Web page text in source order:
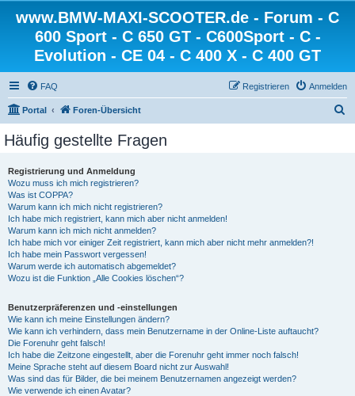
www.BMW-MAXI-SCOOTER.de - Forum - C
600 Sport - C 650 GT - C600Sport - C -
Evolution - CE 04 - C 400 X - C 400 GT
FAQ Anmelden
Registrieren
Portal Foren-Übersicht
Häufig gestellte Fragen
Registrierung und Anmeldung
Wozu muss ich mich registrieren?
Was ist COPPA?
Warum kann ich mich nicht registrieren?
Ich habe mich registriert, kann mich aber nicht anmelden!
Warum kann ich mich nicht anmelden?
Ich habe mich vor einiger Zeit registriert, kann mich aber nicht mehr anmelden?!
Ich habe mein Passwort vergessen!
Warum werde ich automatisch abgemeldet?
Wozu ist die Funktion „Alle Cookies löschen“?
Benutzerpräferenzen und -einstellungen
Wie kann ich meine Einstellungen ändern?
Wie kann ich verhindern, dass mein Benutzername in der Online-Liste auftaucht?
Die Forenuhr geht falsch!
Ich habe die Zeitzone eingestellt, aber die Forenuhr geht immer noch falsch!
Meine Sprache steht auf diesem Board nicht zur Auswahl!
Was sind das für Bilder, die bei meinem Benutzernamen angezeigt werden?
Wie verwende ich einen Avatar?